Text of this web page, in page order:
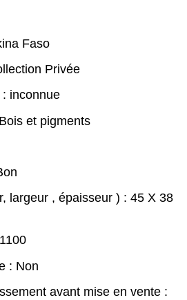
Faso
Privée
inconnue
et pigments
largeur , épaisseur ) : 45 X 38
: Non
avant mise en vente :